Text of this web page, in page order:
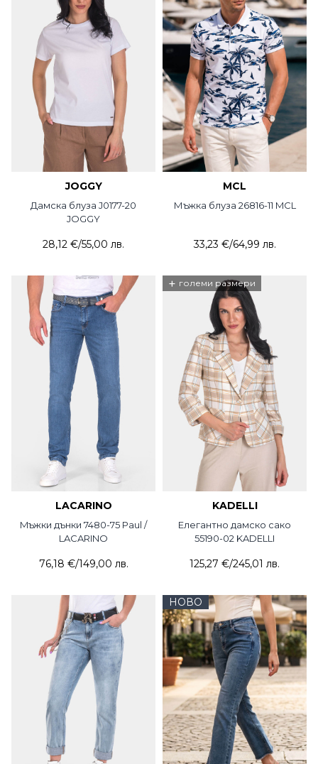
JOGGY
Дамска блуза J0177-20
JOGGY
28,12 €/55,00 лв.
MCL
Мъжка блуза 26816-11 MCL
33,23 €/64,99 лв.
LACARINO
Mъжки дънки 7480-75 Paul /
LACARINO
76,18 €/149,00 лв.
+ големи размери
KADELLI
Елегантно дамско сако
55190-02 KADELLI
125,27 €/245,01 лв.
НОВО